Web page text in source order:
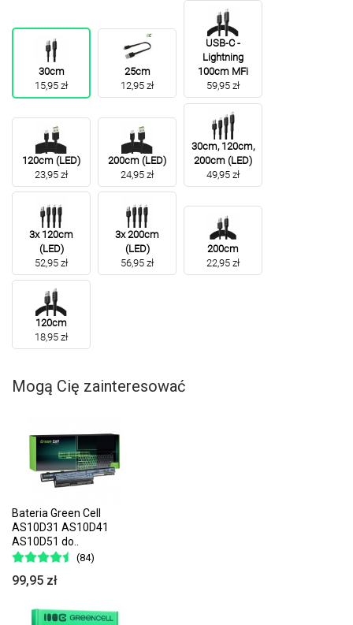
30cm
15,95 zł
25cm
12,95 zł
USB-C -
Lightning
100cm MFi
59,95 zł
120cm (LED)
23,95 zł
200cm (LED)
24,95 zł
30cm, 120cm,
200cm (LED)
49,95 zł
3x 120cm
(LED)
52,95 zł
3x 200cm
(LED)
56,95 zł
200cm
22,95 zł
120cm
18,95 zł
Mogą Cię zainteresować
Bateria Green Cell
AS10D31 AS10D41
AS10D51 do..
(84)
99,95 zł